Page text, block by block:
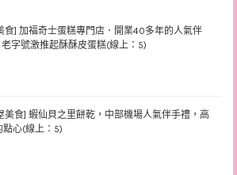
食] 加福奇士蛋糕專門店．開業40多年的人氣伴
字號激推起酥酥皮蛋糕(線上：5)
美食] 蝦仙貝之里餅乾，中部機場人氣伴手禮，高
點心(線上：5)